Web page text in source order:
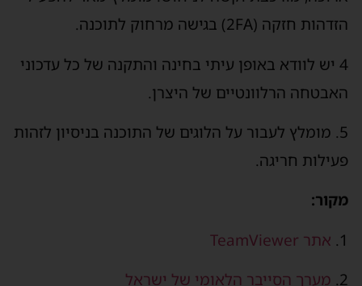
הזדהות חזקה (2FA) בגישה מרחוק לתוכנה.
4 יש לוודא באופן עיתי בחינה והתקנה של כל עדכוני
האבטחה הרלוונטיים של היצרן.
5. מומלץ לעבור על הלוגים של התוכנה בניסיון לזהות
פעילות חריגה.
מקור:
אתר TeamViewer
2. מערך הסייבר הלאומי של ישראל